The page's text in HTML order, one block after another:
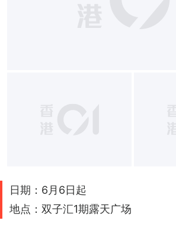
日期：6月6日起
地点：双子汇1期露天广场